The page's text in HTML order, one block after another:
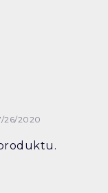
26/2020